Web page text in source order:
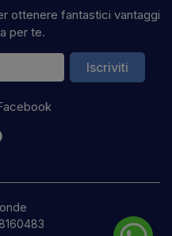
ottenere fantastici vantaggi
per te.
Iscriviti